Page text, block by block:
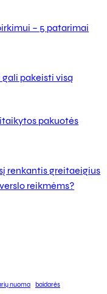
– 5 patarimai
pakeisti visą
pakuotės
renkantis greitaeigius
reikmėms?
nuoma baidarės